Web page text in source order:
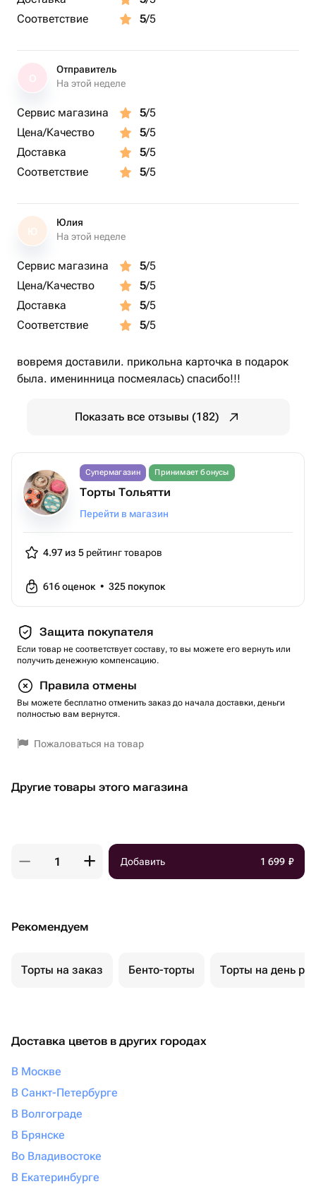
Соответствие
5/5
Отправитель
На этой неделе
Сервис магазина 5/5
Цена/Качество
5/5
Доставка
5/5
Соответствие
5/5
Ю
Юлия
На этой неделе
Сервис магазина 5/5
Цена/Качество
5/5
Доставка
5/5
Соответствие
5/5
вовремя доставили. прикольна карточка в подарок
была. именинница посмеялась) спасибо!!!
Показать все отзывы (182)
Супермагазин Принимает бонусы
Торты Тольятти
Перейти в магазин
4.97 из 5 рейтинг товаров
616оценок • 325 покупок
Защита покупателя
Если товар не соответствует составу, то вы можете его вернуть или
получить денежную компенсацию.
Правила отмены
Вы можете бесплатно отменить заказ до начала доставки, деньги
полностью вам вернутся.
Пожаловаться на товар
Другие товары этого магазина
Добавить 1 699 ₽
Рекомендуем
Торты на заказ Бенто-торты Торты на день
Доставка цветов в других городах
В Москве
В Санкт-Петербурге
В Волгограде
В Брянске
Во Владивостоке
В Екатеринбурге